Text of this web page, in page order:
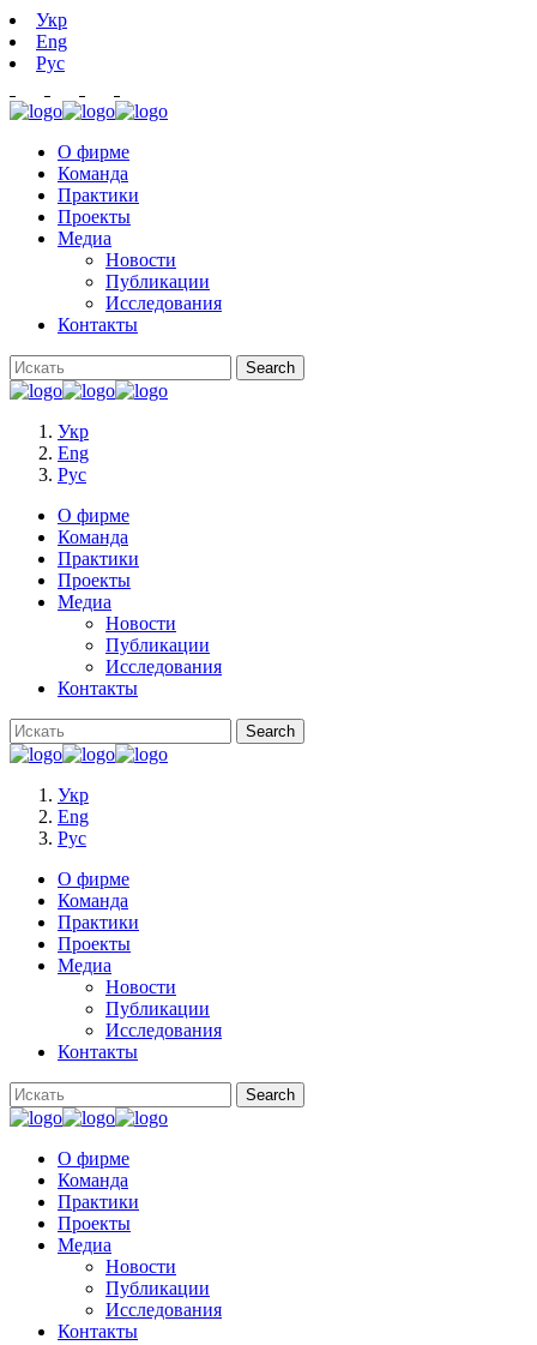
Укр
Eng
Рус
О фирме
Команда
Практики
Проекты
Медиа
Новости
Публикации
Исследования
Контакты
Укр
Eng
Рус
О фирме
Команда
Практики
Проекты
Медиа
Новости
Публикации
Исследования
Контакты
Укр
Eng
Рус
О фирме
Команда
Практики
Проекты
Медиа
Новости
Публикации
Исследования
Контакты
О фирме
Команда
Практики
Проекты
Медиа
Новости
Публикации
Исследования
Контакты